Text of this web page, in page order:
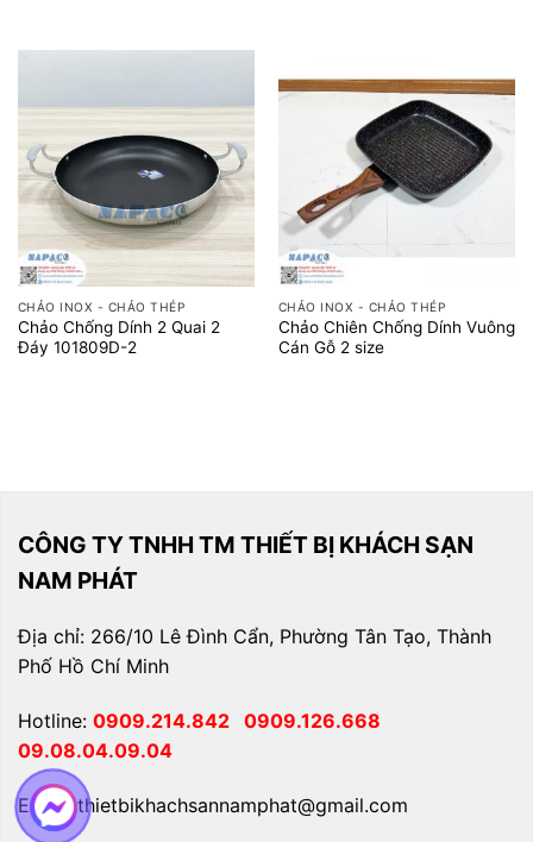
CHẢO INOX - CHẢO THÉP
Chảo Chống Dính 2 Quai 2
Đáy 101809D-2
CHẢO INOX - CHẢO THÉP
Chảo Chiên Chống Dính Vuông
Cán Gỗ 2 size
CÔNG TY TNHH TM THIẾT BỊ KHÁCH SẠN
NAM PHÁT
Địa chỉ: 266/10 Lê Đình Cẩn, Phường Tân Tạo, Thành
Phố Hồ Chí Minh
Hotline: 0909.214.842 0909.126.668
09.08.04.09.04
Email: thietbikhachsannamphat@gmail.com